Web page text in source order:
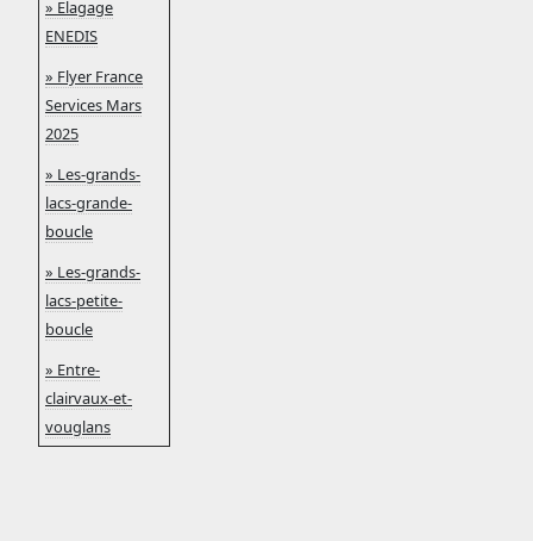
» Elagage
ENEDIS
» Flyer France
Services Mars
2025
» Les-grands-
lacs-grande-
boucle
» Les-grands-
lacs-petite-
boucle
» Entre-
clairvaux-et-
vouglans